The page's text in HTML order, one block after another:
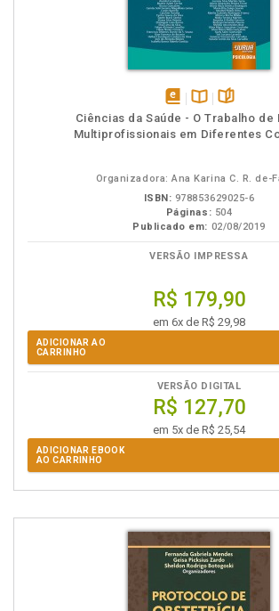
disponível
em
Disponível
na
páginas
Ciências da Saúde - O Trabalho de
Multiprofissionais em Diferentes
Organizadora: Ana Karina C. R. de-
ISBN: 978853629025-6
Páginas: 504
Publicado em: 02/08/2019
VERSÃO IMPRESSA
R$ 179,90
em 6x de R$ 29,98
ADICIONAR AO
CARRINHO
VERSÃO DIGITAL
R$ 127,70
em 5x de R$ 25,54
ADICIONAR EBOOK
AO CARRINHO